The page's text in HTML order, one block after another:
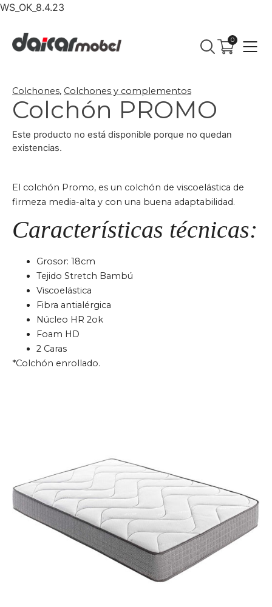
WS_OK_8.4.23
0
Colchones, Colchones y complementos
Colchón PROMO
Este producto no está disponible porque no quedan
existencias.
El colchón Promo, es un colchón de viscoelástica de
firmeza media-alta y con una buena adaptabilidad.
Características técnicas:
Grosor: 18cm
Tejido Stretch Bambú
Viscoelástica
Fibra antialérgica
Núcleo HR 2ok
Foam HD
2 Caras
*Colchón enrollado.